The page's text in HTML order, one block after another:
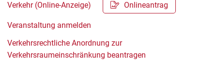
Verkehr (Online-Anzeige)
Onlineantrag
Veranstaltung anmelden
Verkehrsrechtliche Anordnung zur
Verkehrsraumeinschränkung beantragen